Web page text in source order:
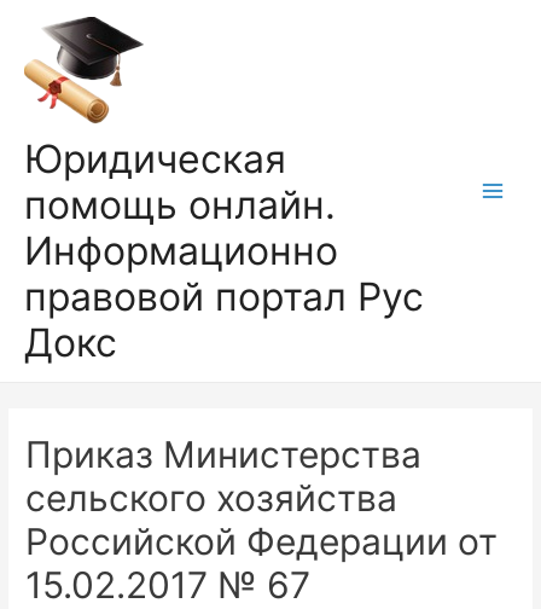
содержимому
Юридическая
помощь онлайн.
Информационно
правовой портал Рус
Докс
Приказ Министерства
сельского хозяйства
Российской Федерации от
15.02.2017 № 67